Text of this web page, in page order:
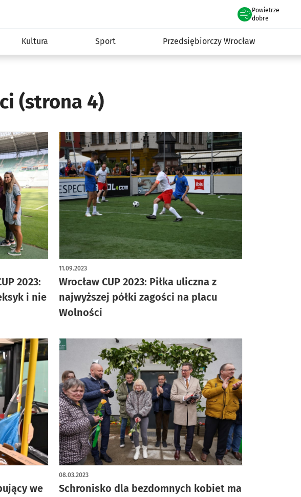
informacyjny wroclaw.pl
Powietrze
we Wrocławiu
dobre
Kultura Sport Przedsiębiorczy Wrocław
(strona 4)
2023:
i nie
Wrocław CUP 2023: Piłka uliczna z
najwyższej półki zagości na placu
Wolności
11.09.2023
we
Schronisko dla bezdomnych kobiet ma
08.03.2023